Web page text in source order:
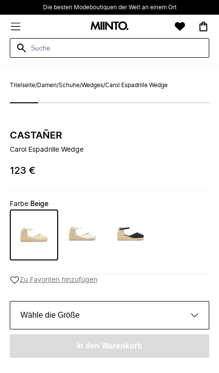
Die besten Modeboutiquen der Welt an einem Ort
Titelseite/Damen/Schuhe/Wedges/Carol Espadrille Wedge
CASTAÑER
Carol Espadrille Wedge
123 €
Farbe: Beige
Zu Favoriten hinzufügen
Wähle die Größe
In den Warenkorb